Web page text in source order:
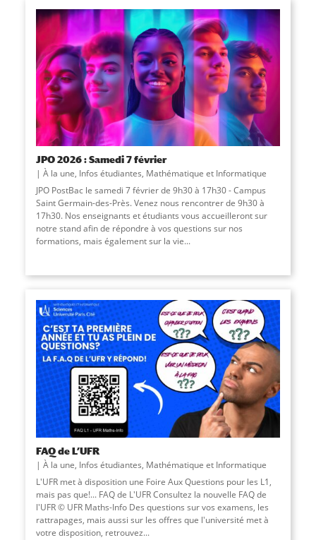
JPO 2026 : Samedi 7 février
À la une, Infos étudiantes, Mathématique et Informatique
JPO PostBac le samedi 7 février de 9h30 à 17h30 - Campus
Saint Germain-des-Près. Venez nous rencontrer de 9h30 à
17h30. Nos enseignants et étudiants vous accueilleront sur
notre stand afin de répondre à vos questions sur nos
formations, mais également sur la vie...
FAQ de L’UFR
À la une, Infos étudiantes, Mathématique et Informatique
L'UFR met à disposition une Foire Aux Questions pour les L1,
mais pas que!... FAQ de L'UFR Consultez la nouvelle FAQ de
l'UFR © UFR Maths-Info Des questions sur vos examens, les
rattrapages, mais aussi sur les offres que l'université met à
votre disposition, retrouvez...